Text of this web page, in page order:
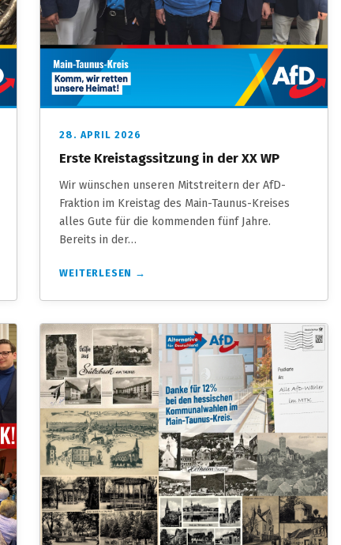
28. APRIL 2026
Erste Kreistagssitzung in der XX WP
Wir wünschen unseren Mitstreitern der AfD-
Fraktion im Kreistag des Main-Taunus-Kreises
alles Gute für die kommenden fünf Jahre.
Bereits in der…
WEITERLESEN →